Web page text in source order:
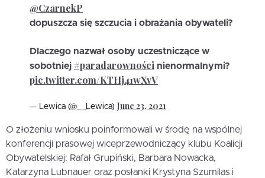
@CzarnekP
dopuszcza się szczucia i obrażania obywateli?
Dlaczego nazwał osoby uczestniczące w
sobotniej #paradarowności nienormalnymi?
pic.twitter.com/KTHj41wXvV
— Lewica (@__Lewica) June 23, 2021
O złożeniu wniosku poinformowali w środę na wspólnej
konferencji prasowej wiceprzewodniczący klubu Koalicji
Obywatelskiej: Rafał Grupiński, Barbara Nowacka,
Katarzyna Lubnauer oraz posłanki Krystyna Szumilas i